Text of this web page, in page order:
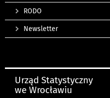
RODO
Newsletter
Urząd Statystyczny
we Wrocławiu